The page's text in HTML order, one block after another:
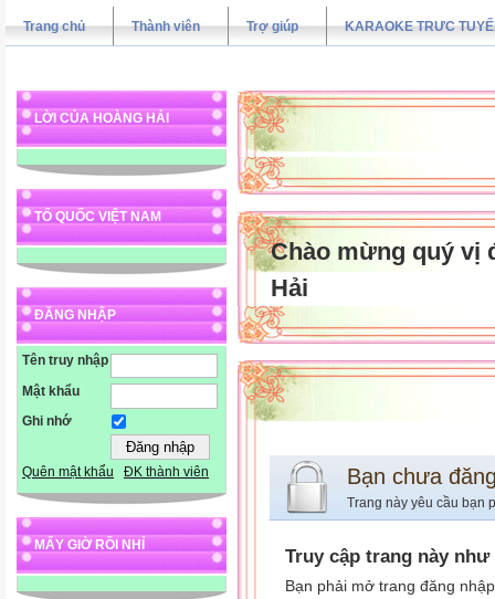
Trang chủ Thành viên Trợ giúp KARAOKE TRƯC
LỜI CỦA HOÀNG HẢI
TỔ QUỐC VIỆT NAM
ĐĂNG NHẬP
Tên truy nhập
Mật khẩu
Ghi nhớ
Quên mật khẩu ĐK thành viên
MẤY GIỜ RỒI NHỈ
Chào mừng quý vị
Hải
Bạn chưa
Trang này yêu cầu bạn
Truy cập trang này như
Bạn phải mở trang đăng